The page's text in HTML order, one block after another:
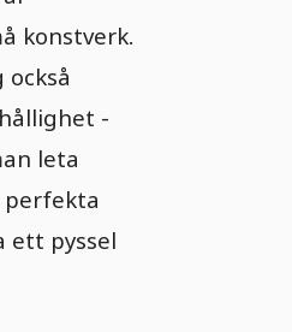
konstverk.
-
leta
ett pyssel